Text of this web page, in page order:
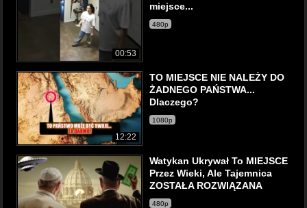
00:53
miejsce...
480p
12:22
TO MIEJSCE NIE NALEŻY DO
ŻADNEGO PAŃSTWA...
Dlaczego?
1080p
Watykan Ukrywał To MIEJSCE
Przez Wieki, Ale Tajemnica
ZOSTAŁA ROZWIĄZANA
480p